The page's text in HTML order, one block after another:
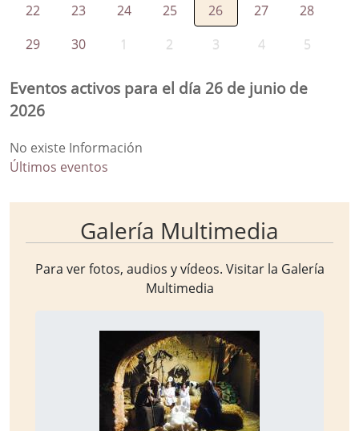
22 23 24 25 26 27
28
29
30 1 2 3 4 5
Eventos activos para el día 26 de junio de
2026
No existe Información
Últimos eventos
Galería Multimedia
Para ver fotos, audios y vídeos. Visitar la Galería
Multimedia